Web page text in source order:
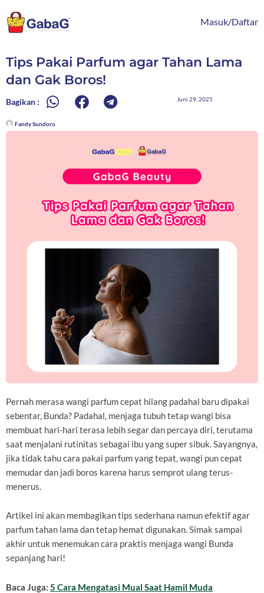
ke
konten
Masuk/Daftar
Tips Pakai Parfum agar Tahan Lama
dan Gak Boros!
Bagikan : Juni 29, 2025
Fandy Sundoro
Pernah merasa wangi parfum cepat hilang padahal baru dipakai
sebentar, Bunda? Padahal, menjaga tubuh tetap wangi bisa
membuat hari-hari terasa lebih segar dan percaya diri, terutama
saat menjalani rutinitas sebagai ibu yang super sibuk. Sayangnya,
jika tidak tahu cara pakai parfum yang tepat, wangi pun cepat
memudar dan jadi boros karena harus semprot ulang terus-
menerus.
Artikel ini akan membagikan tips sederhana namun efektif agar
parfum tahan lama dan tetap hemat digunakan. Simak sampai
akhir untuk menemukan cara praktis menjaga wangi Bunda
sepanjang hari!
Baca Juga: 5 Cara Mengatasi Mual Saat Hamil Muda